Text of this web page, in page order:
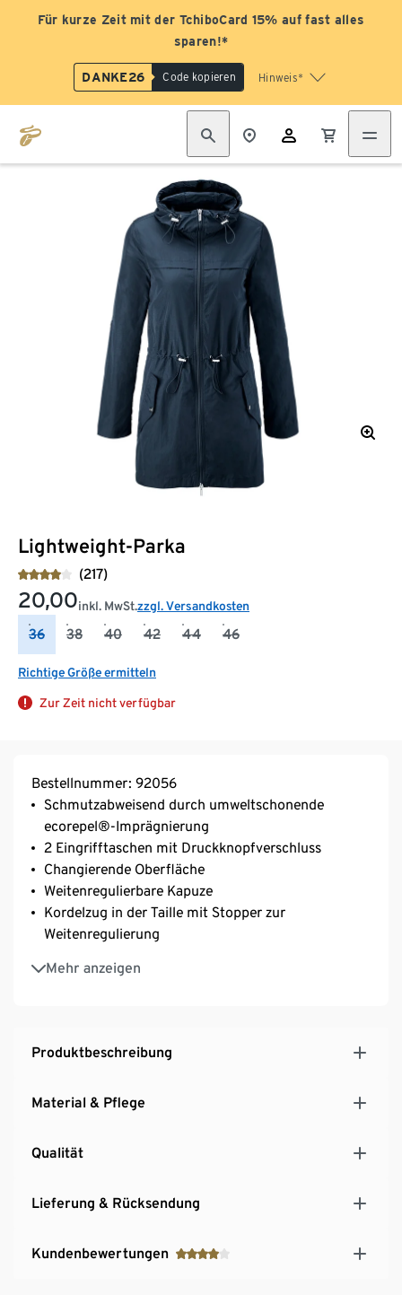
Für kurze Zeit mit der TchiboCard 15% auf fast alles
sparen!*
DANKE26 Code kopieren Hinweis*
Lightweight-Parka
(217)
20,00inkl. MwSt.zzgl. Versandkosten
36 38 40 42 44 46
Richtige Größe ermitteln
Zur Zeit nicht verfügbar
Bestellnummer: 92056
Schmutzabweisend durch umweltschonende
ecorepel®-Imprägnierung
2 Eingrifftaschen mit Druckknopfverschluss
Changierende Oberfläche
Weitenregulierbare Kapuze
Kordelzug in der Taille mit Stopper zur
Weitenregulierung
Mehr anzeigen
Krempelbare Ärmel
Produktbeschreibung
Material & Pflege
Qualität
Lieferung & Rücksendung
Kundenbewertungen